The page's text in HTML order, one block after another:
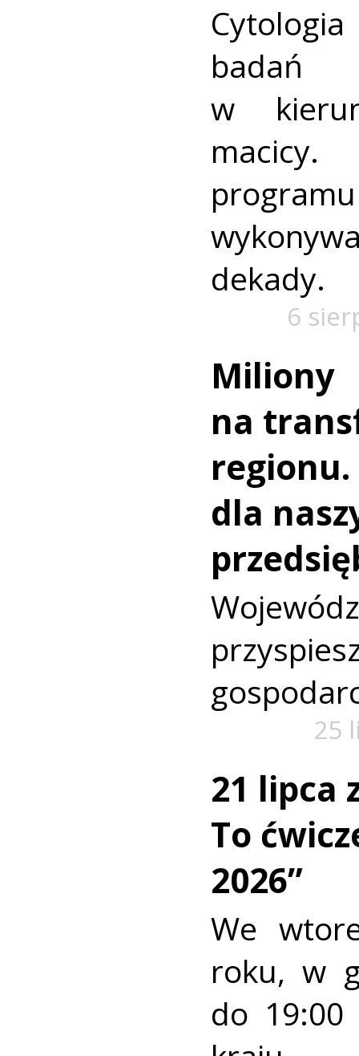
badań
w
dekady.
6
Miliony
na
regionu.
dla
25
21 lipca
To
2026”
We
roku, w
do 19:00